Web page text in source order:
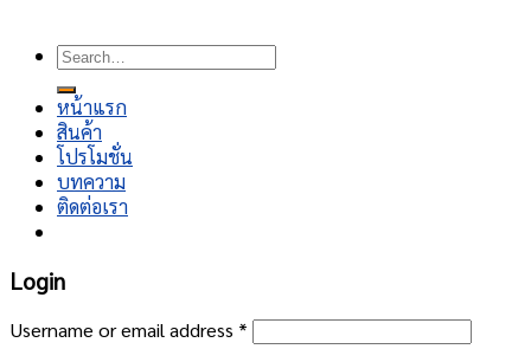
Search
for:
หน้าแรก
สินค้า
โปรโมชั่น
บทความ
ติดต่อเรา
Login
Username or email address *